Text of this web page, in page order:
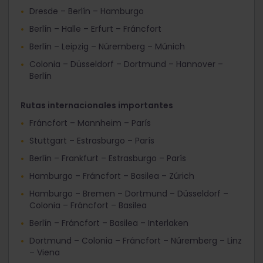
Dresde – Berlín – Hamburgo
Berlín – Halle – Erfurt – Fráncfort
Berlín – Leipzig – Núremberg – Múnich
Colonia – Düsseldorf – Dortmund – Hannover –
Berlín
Rutas internacionales importantes
Fráncfort – Mannheim – París
Stuttgart – Estrasburgo – París
Berlín – Frankfurt – Estrasburgo – París
Hamburgo – Fráncfort – Basilea – Zúrich
Hamburgo – Bremen – Dortmund – Düsseldorf –
Colonia – Fráncfort – Basilea
Berlín – Fráncfort – Basilea – Interlaken
Dortmund – Colonia – Fráncfort – Núremberg – Linz
– Viena